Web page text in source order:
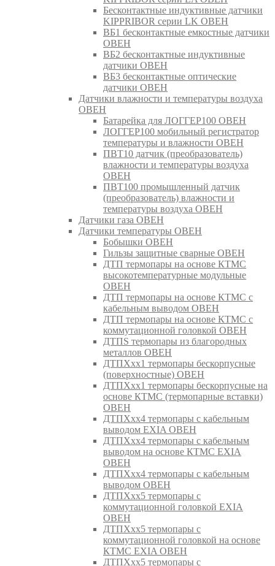
Бесконтактные индуктивные датчики
KIPPRIBOR серии LK ОВЕН
ВБ1 бесконтактные емкостные датчики
ОВЕН
ВБ2 бесконтактные индуктивные
датчики ОВЕН
ВБ3 бесконтактные оптические
датчики ОВЕН
Датчики влажности и температуры воздуха
ОВЕН
Батарейка для ЛОГГЕР100 ОВЕН
ЛОГГЕР100 мобильный регистратор
температуры и влажности ОВЕН
ПВТ10 датчик (преобразователь)
влажности и температуры воздуха
ОВЕН
ПВТ100 промышленный датчик
(преобразователь) влажности и
температуры воздуха ОВЕН
Датчики газа ОВЕН
Датчики температуры ОВЕН
Бобышки ОВЕН
Гильзы защитные сварные ОВЕН
ДТП термопары на основе КТМС
высокотемпературные модульные
ОВЕН
ДТП термопары на основе КТМС с
кабельным выводом ОВЕН
ДТП термопары на основе КТМС с
коммутационной головкой ОВЕН
ДТПS термопары из благородных
металлов ОВЕН
ДТПХхх1 термопары бескорпусные
(поверхностные) ОВЕН
ДТПХхх1 термопары бескорпусные на
основе КТМС (термопарные вставки)
ОВЕН
ДТПХхх4 термопары с кабельным
выводом EXIA ОВЕН
ДТПХхх4 термопары с кабельным
выводом на основе КТМС EXIA
ОВЕН
ДТПХхх4 термопары с кабельным
выводом ОВЕН
ДТПХхх5 термопары с
коммутационной головкой EXIA
ОВЕН
ДТПХхх5 термопары с
коммутационной головкой на основе
КТМС EXIA ОВЕН
ДТПХхх5 термопары с